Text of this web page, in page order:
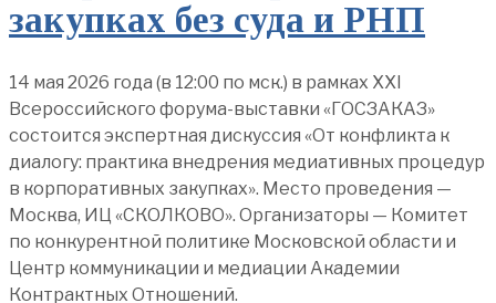
закупках без суда и РНП
14 мая 2026 года (в 12:00 по мск.) в рамках XXI
Всероссийского форума-выставки «ГОСЗАКАЗ»
состоится экспертная дискуссия «От конфликта к
диалогу: практика внедрения медиативных процедур
в корпоративных закупках». Место проведения —
Москва, ИЦ «СКОЛКОВО». Организаторы — Комитет
по конкурентной политике Московской области и
Центр коммуникации и медиации Академии
Контрактных Отношений.